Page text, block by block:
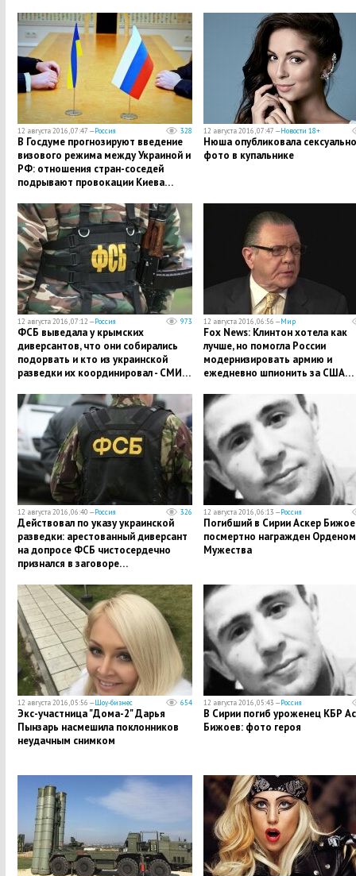
12 августа 2016, 07:47 —Россия 328
В Госдуме прогнозируют введение
визового режима между Украиной и
РФ: отношения стран-соседей
подрывают провокации Киева…
12 августа 2016, 07:47 —Новости 18+
Нюша опубликовала
фото в купальнике
12 августа 2016, 07:12 —Россия 973
ФСБ выведала у крымских
диверсантов, что они собирались
подорвать и кто из украинской
разведки их координировал - СМИ…
12 августа 2016, 06:56 —Мир
Fox News: Клинтон хотела как
лучше, но помогла России
модернизировать армию и
ежедневно шпионить за США…
12 августа 2016, 06:40 —Россия 326
Действовал по указу украинской
разведки: арестованный диверсант
на допросе ФСБ чистосердечно
признался в заговоре…
12 августа 2016, 06:13 —Россия
Погибший в Сирии Аскер
посмертно награжден Орденом
Мужества
12 августа 2016, 05:56 —Шоу-бизнес 654
Экс-участница "Дома-2" Дарья
Пынзарь насмешила поклонников
неудачным снимком
12 августа 2016, 05:43 —Россия
В Сирии погиб уроженец КБР
Бижоев: фото героя